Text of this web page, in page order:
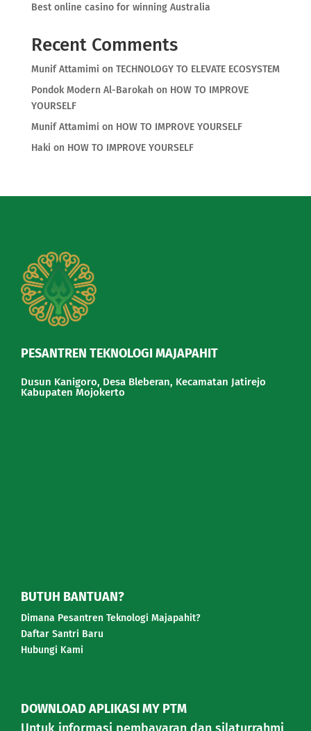
Best online casino for winning Australia
Recent Comments
Munif Attamimi on TECHNOLOGY TO ELEVATE ECOSYSTEM
Pondok Modern Al-Barokah on HOW TO IMPROVE
YOURSELF
Munif Attamimi on HOW TO IMPROVE YOURSELF
Haki on HOW TO IMPROVE YOURSELF
PESANTREN TEKNOLOGI MAJAPAHIT
Dusun Kanigoro, Desa Bleberan, Kecamatan Jatirejo
Kabupaten Mojokerto
BUTUH BANTUAN?
Dimana Pesantren Teknologi Majapahit?
Daftar Santri Baru
Hubungi Kami
DOWNLOAD APLIKASI MY PTM